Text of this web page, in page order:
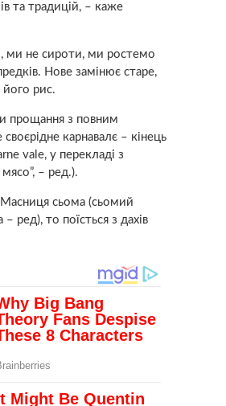
та традицій, – каже
ми не сироти, ми ростемо
Нове замінює старе,
його рис.
прощання з повним
карнавалє – кінець
vale, у перекладі з
– ред.).
сьома (сьомий
ред), то поїсться з дахів